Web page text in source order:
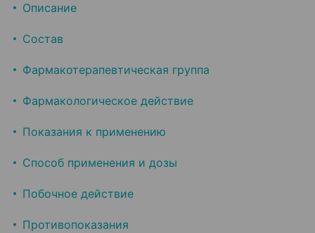
Описание
Состав
Фармакотерапевтическая группа
Фармакологическое действие
Показания к применению
Способ применения и дозы
Побочное действие
Противопоказания